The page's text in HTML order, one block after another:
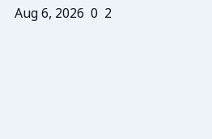
Aug 6, 2026 0 2